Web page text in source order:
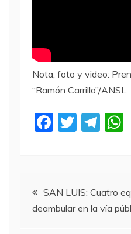
Nota, foto y video:
“Ramón Carrillo”/ANSL.
F
b
o
T
T
a
m
Navegación
de
SAN LUIS: Cuatro
deambular en la vía